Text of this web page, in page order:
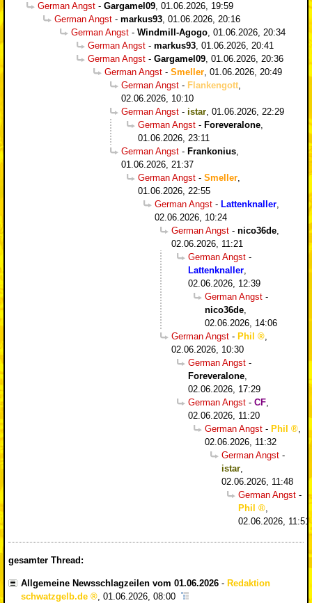
German Angst - Gargamel09, 01.06.2026, 19:59
German Angst - markus93, 01.06.2026, 20:16
German Angst - Windmill-Agogo, 01.06.2026, 20:34
German Angst - markus93, 01.06.2026, 20:41
German Angst - Gargamel09, 01.06.2026, 20:36
German Angst - Smeller, 01.06.2026, 20:49
German Angst - Flankengott,
02.06.2026, 10:10
German Angst - istar, 01.06.2026, 22:29
German Angst - Foreveralone,
01.06.2026, 23:11
German Angst - Frankonius,
01.06.2026, 21:37
German Angst - Smeller,
01.06.2026, 22:55
German Angst - Lattenknaller,
02.06.2026, 10:24
German Angst - nico36de,
02.06.2026, 11:21
German Angst -
Lattenknaller,
02.06.2026, 12:39
German Angst -
nico36de,
02.06.2026, 14:06
German Angst - Phil
,
02.06.2026, 10:30
German Angst -
Foreveralone,
02.06.2026, 17:29
German Angst - CF,
02.06.2026, 11:20
German Angst - Phil
,
02.06.2026, 11:32
German Angst -
istar,
02.06.2026, 11:48
German Angst -
Phil
,
02.06.2026, 11:51
gesamter Thread:
Allgemeine Newsschlagzeilen vom 01.06.2026 - Redaktion
schwatzgelb.de
01.06.2026, 08:00